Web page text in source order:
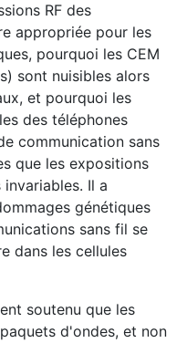
RF des
appropriée pour les
pourquoi les CEM
sont nuisibles alors
et pourquoi les
des téléphones
communication sans
que les expositions
Il a
génétiques
sans fil se
dans les cellules
soutenu que les
d'ondes, et non